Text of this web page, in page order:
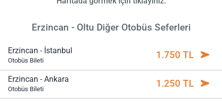
Erzincan - Oltu Diğer Otobüs Seferleri
Erzincan - İstanbul
Otobüs Bileti 1.750 TL
Erzincan - Ankara
Otobüs Bileti 1.250 TL